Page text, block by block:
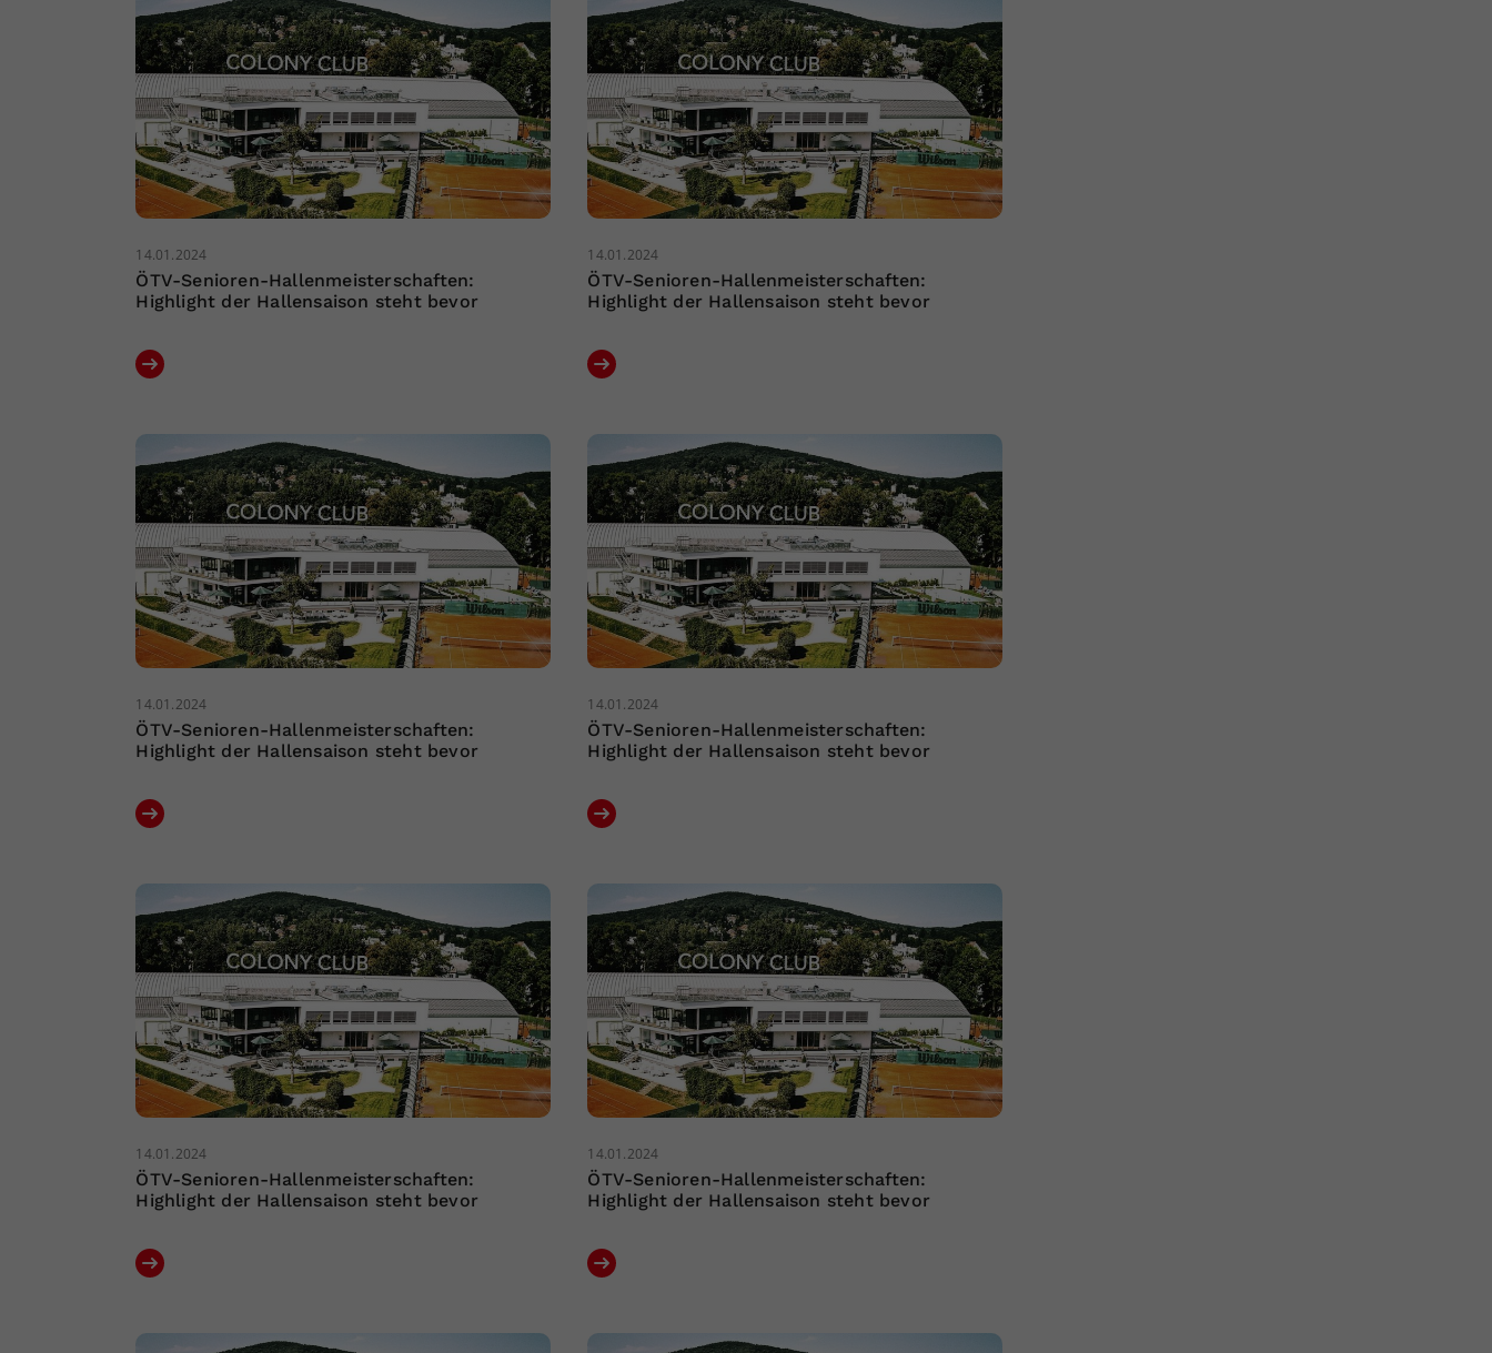
14.01.2024
ÖTV-Senioren-Hallenmeisterschaften:
Highlight der Hallensaison steht bevor
14.01.2024
ÖTV-Senioren-Hallenmeisterschaften:
Highlight der Hallensaison steht bevor
14.01.2024
ÖTV-Senioren-Hallenmeisterschaften:
Highlight der Hallensaison steht bevor
14.01.2024
ÖTV-Senioren-Hallenmeisterschaften:
Highlight der Hallensaison steht bevor
14.01.2024
ÖTV-Senioren-Hallenmeisterschaften:
Highlight der Hallensaison steht bevor
14.01.2024
ÖTV-Senioren-Hallenmeisterschaften:
Highlight der Hallensaison steht bevor